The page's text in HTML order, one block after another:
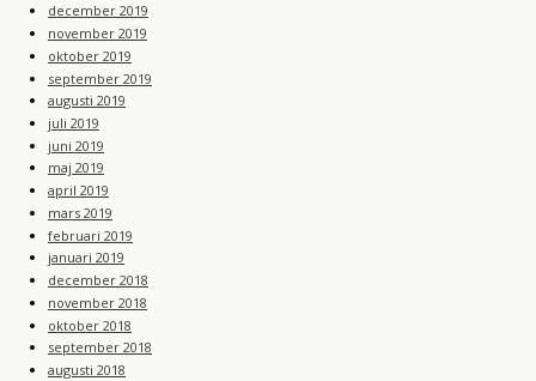
december 2019
november 2019
oktober 2019
september 2019
augusti 2019
juli 2019
juni 2019
maj 2019
april 2019
mars 2019
februari 2019
januari 2019
december 2018
november 2018
oktober 2018
september 2018
augusti 2018